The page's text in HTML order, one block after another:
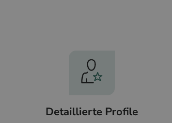
Detaillierte Profile